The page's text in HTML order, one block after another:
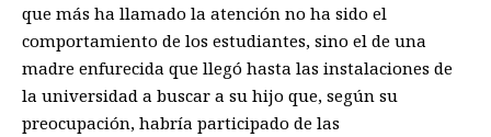
que más ha llamado la atención no ha sido el
comportamiento de los estudiantes, sino el de una
madre enfurecida que llegó hasta las instalaciones de
la universidad a buscar a su hijo que, según su
preocupación, habría participado de las